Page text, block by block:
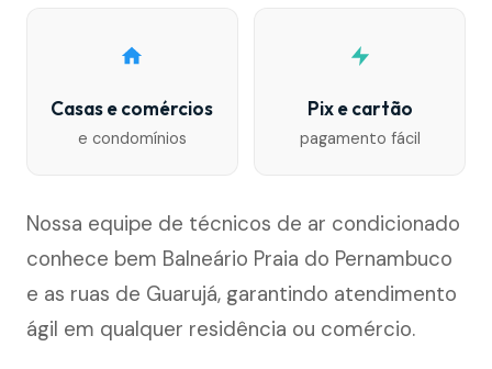
Casas e comércios
e condomínios
Pix e cartão
pagamento fácil
Nossa equipe de técnicos de ar condicionado
conhece bem Balneário Praia do Pernambuco
e as ruas de Guarujá, garantindo atendimento
ágil em qualquer residência ou comércio.